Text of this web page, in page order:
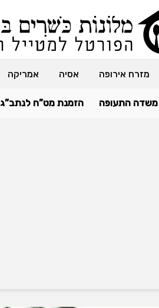
מזרח אירופה אסיה אמריקה
משדה התעופה הזמנת מט”ח לנתב”ג